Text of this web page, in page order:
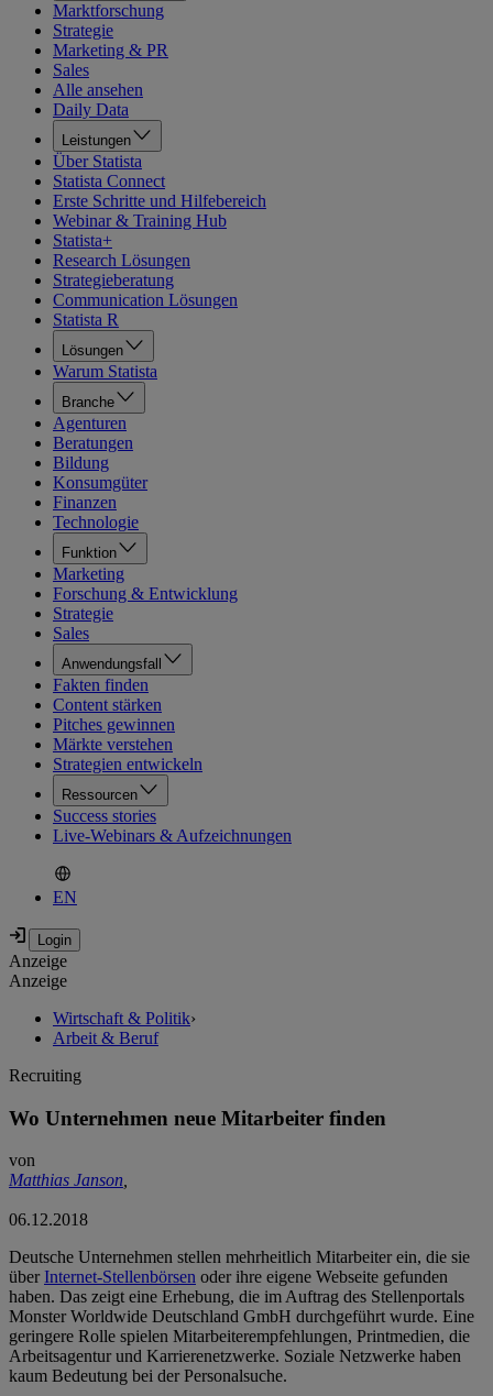
Marktforschung
Strategie
Marketing & PR
Sales
Alle ansehen
Daily Data
Leistungen
Über Statista
Statista Connect
Erste Schritte und Hilfebereich
Webinar & Training Hub
Statista+
Research Lösungen
Strategieberatung
Communication Lösungen
Statista R
Lösungen
Warum Statista
Branche
Agenturen
Beratungen
Bildung
Konsumgüter
Finanzen
Technologie
Funktion
Marketing
Forschung & Entwicklung
Strategie
Sales
Anwendungsfall
Fakten finden
Content stärken
Pitches gewinnen
Märkte verstehen
Strategien entwickeln
Ressourcen
Success stories
Live-Webinars & Aufzeichnungen
EN
Anzeige
Anzeige
Wirtschaft & Politik›
Arbeit & Beruf
Recruiting
Wo Unternehmen neue Mitarbeiter finden
von
Matthias Janson,
06.12.2018
Deutsche Unternehmen stellen mehrheitlich Mitarbeiter ein, die sie
überInternet-Stellenbörsen oder ihre eigene Webseite gefunden
haben. Das zeigt eine Erhebung, die im Auftrag des Stellenportals
Monster Worldwide Deutschland GmbH durchgeführt wurde. Eine
geringere Rolle spielen Mitarbeiterempfehlungen, Printmedien, die
Arbeitsagentur und Karrierenetzwerke. Soziale Netzwerke haben
kaum Bedeutung bei der Personalsuche.